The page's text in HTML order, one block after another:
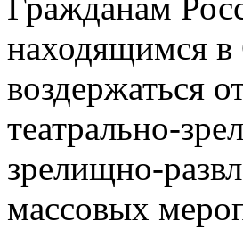
Гражданам
находящимся в
воздержаться
театрально-
зрелищно-
массовых